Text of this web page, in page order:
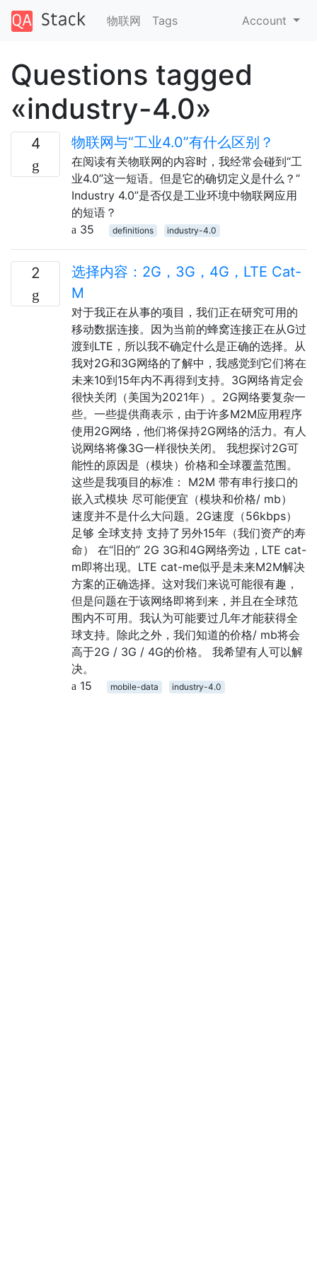
物联网 Tags Account
Questions tagged
«industry-4.0»
4 物联网与“工业4.0”有什么区别？
在阅读有关物联网的内容时，我经常会碰到“工
业4.0”这一短语。但是它的确切定义是什么？“
Industry 4.0”是否仅是工业环境中物联网应用
的短语？
35
definitions industry-4.0
2
选择内容：2G，3G，4G，LTE Cat-
M
对于我正在从事的项目，我们正在研究可用的
移动数据连接。因为当前的蜂窝连接正在从G过
渡到LTE，所以我不确定什么是正确的选择。从
我对2G和3G网络的了解中，我感觉到它们将在
未来10到15年内不再得到支持。3G网络肯定会
很快关闭（美国为2021年）。2G网络要复杂一
些。一些提供商表示，由于许多M2M应用程序
使用2G网络，他们将保持2G网络的活力。有人
说网络将像3G一样很快关闭。 我想探讨2G可
能性的原因是（模块）价格和全球覆盖范围。
这些是我项目的标准： M2M 带有串行接口的
嵌入式模块 尽可能便宜（模块和价格/ mb）
速度并不是什么大问题。2G速度（56kbps）
足够 全球支持 支持了另外15年（我们资产的寿
命） 在“旧的” 2G 3G和4G网络旁边，LTE cat-
m即将出现。LTE cat-me似乎是未来M2M解决
方案的正确选择。这对我们来说可能很有趣，
但是问题在于该网络即将到来，并且在全球范
围内不可用。我认为可能要过几年才能获得全
球支持。除此之外，我们知道的价格/ mb将会
高于2G / 3G / 4G的价格。 我希望有人可以解
决。
15
mobile-data industry-4.0